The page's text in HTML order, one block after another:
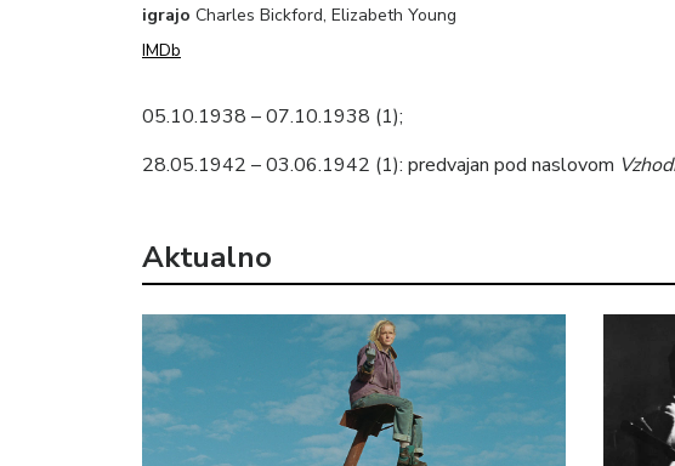
igrajo Charles Bickford, Elizabeth Young
IMDb
05.10.1938 – 07.10.1938 (1);
28.05.1942 – 03.06.1942 (1): predvajan pod naslovom
Aktualno